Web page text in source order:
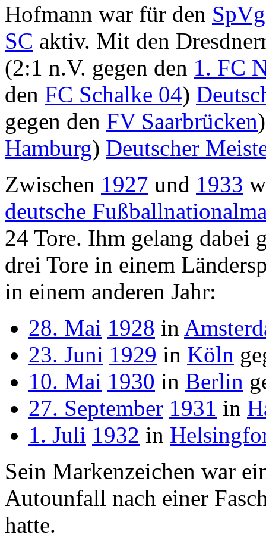
Hofmann war für den
SC aktiv. Mit den
(2:1 n.V. gegen den 1. FC
den FC Schalke 04)
gegen den FV Saarbrücken
Hamburg) Deutscher
Zwischen 1927 und 1933
deutsche
24 Tore. Ihm gelang dabei
drei Tore in einem
in einem anderen Jahr:
28. Mai 1928 in
23. Juni 1929 in Köln
10. Mai 1930 in Berlin
27. September 1931 in
1. Juli 1932 in
Sein Markenzeichen war
Autounfall nach einer
hatte.